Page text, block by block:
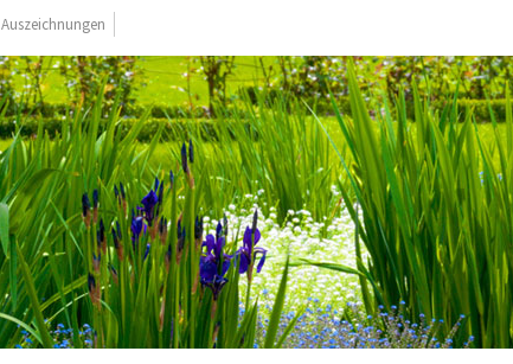
Auszeichnungen